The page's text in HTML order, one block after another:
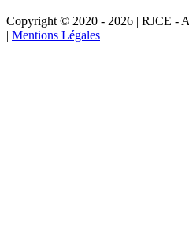
Copyright © 2020 - 2026 | RJCE -
| Mentions Légales